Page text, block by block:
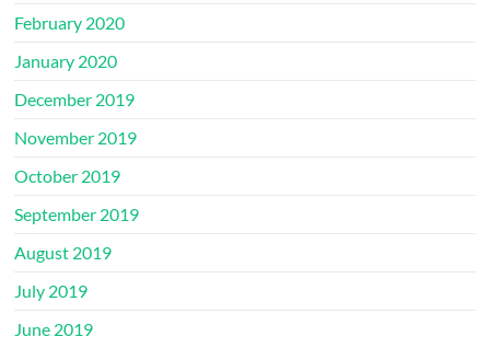
February 2020
January 2020
December 2019
November 2019
October 2019
September 2019
August 2019
July 2019
June 2019